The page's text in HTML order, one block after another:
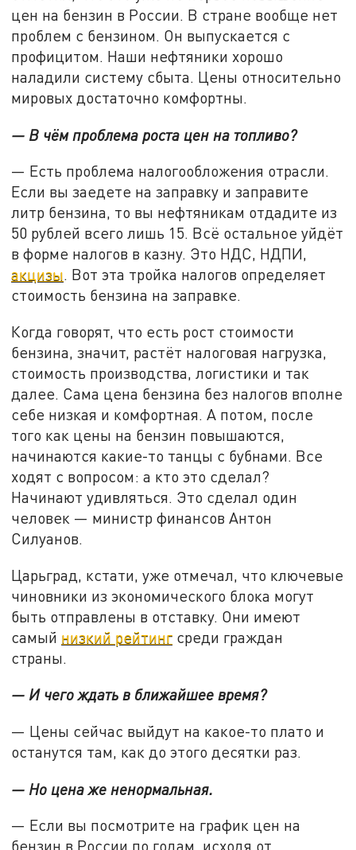
цен на бензин в России. В стране вообще нет
проблем с бензином. Он выпускается с
профицитом. Наши нефтяники хорошо
наладили систему сбыта. Цены относительно
мировых достаточно комфортны.
— В чём проблема роста цен на топливо?
— Есть проблема налогообложения отрасли.
Если вы заедете на заправку и заправите
литр бензина, то вы нефтяникам отдадите из
50 рублей всего лишь 15. Всё остальное уйдёт
в форме налогов в казну. Это НДС, НДПИ,
акцизы. Вот эта тройка налогов определяет
стоимость бензина на заправке.
Когда говорят, что есть рост стоимости
бензина, значит, растёт налоговая нагрузка,
стоимость производства, логистики и так
далее. Сама цена бензина без налогов вполне
себе низкая и комфортная. А потом, после
того как цены на бензин повышаются,
начинаются какие-то танцы с бубнами. Все
ходят с вопросом: а кто это сделал?
Начинают удивляться. Это сделал один
человек — министр финансов Антон
Силуанов.
Царьград, кстати, уже отмечал, что ключевые
чиновники из экономического блока могут
быть отправлены в отставку. Они имеют
самый низкий рейтинг среди граждан
страны.
— И чего ждать в ближайшее время?
— Цены сейчас выйдут на какое-то плато и
останутся там, как до этого десятки раз.
— Но цена же ненормальная.
— Если вы посмотрите на график цен на
бензин в России по годам, исходя от